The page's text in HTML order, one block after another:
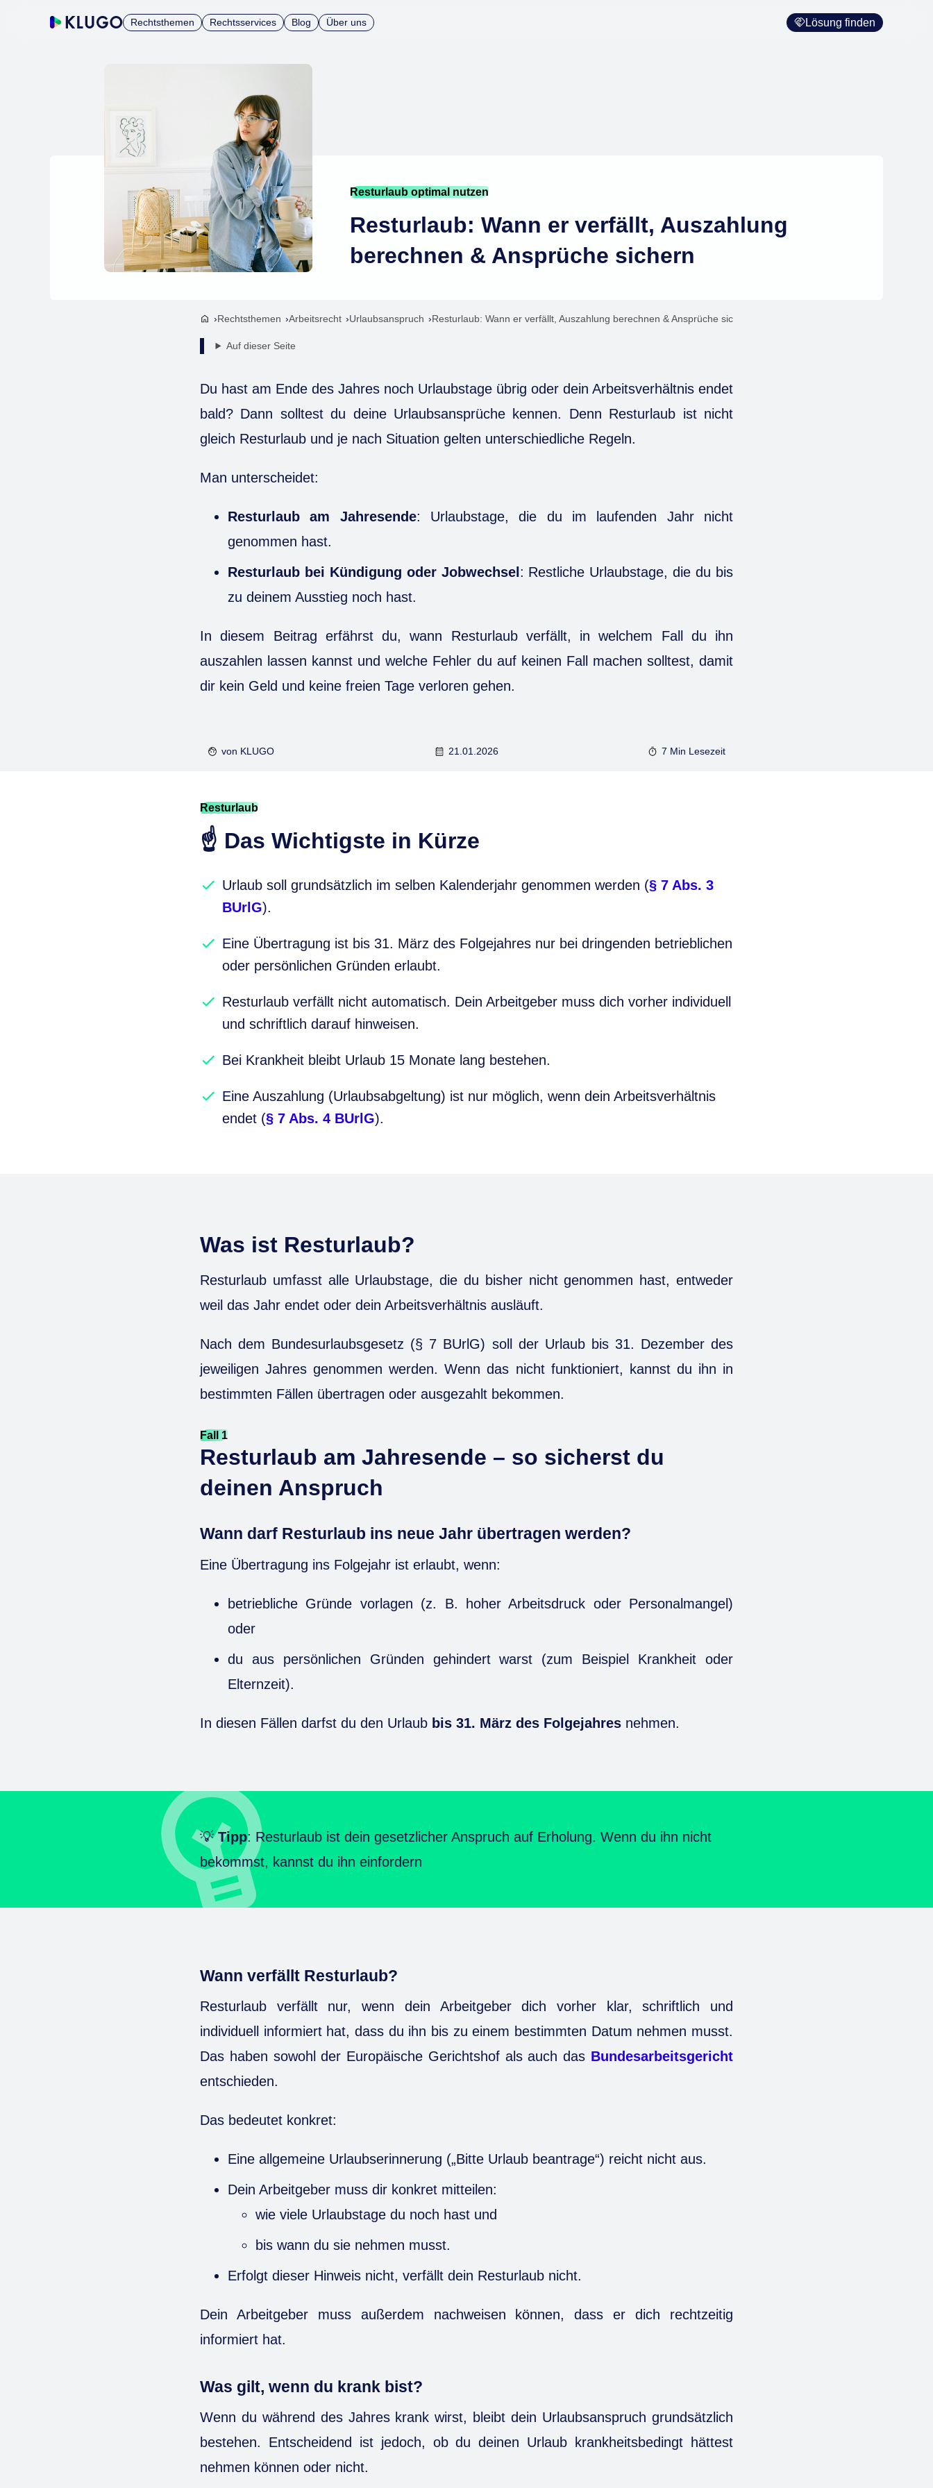
Rechtsthemen Rechtsservices Blog Über uns Lösung finden
Resturlaub optimal nutzen
Resturlaub: Wann er verfällt, Auszahlung
berechnen & Ansprüche sichern
Rechtsthemen Arbeitsrecht Urlaubsanspruch Resturlaub: Wann er verfällt, Auszahlung berechnen & Ansprüche sichern
Auf dieser Seite
Du hast am Ende des Jahres noch Urlaubstage übrig oder dein Arbeitsverhältnis endet
bald? Dann solltest du deine Urlaubsansprüche kennen. Denn Resturlaub ist nicht
gleich Resturlaub und je nach Situation gelten unterschiedliche Regeln.
Man unterscheidet:
Resturlaub am Jahresende: Urlaubstage, die du im laufenden Jahr nicht
genommen hast.
Resturlaub bei Kündigung oder Jobwechsel : Restliche Urlaubstage, die du bis
zu deinem Ausstieg noch hast.
In diesem Beitrag erfährst du, wann Resturlaub verfällt, in welchem Fall du ihn
auszahlen lassen kannst und welche Fehler du auf keinen Fall machen solltest, damit
dir kein Geld und keine freien Tage verloren gehen.
von KLUGO 21.01.2026 7 Min Lesezeit
Resturlaub
☝️ Das Wichtigste in Kürze
Urlaub soll grundsätzlich im selben Kalenderjahr genommen werden (§ 7 Abs. 3
BUrlG).
Eine Übertragung ist bis 31. März des Folgejahres nur bei dringenden betrieblichen
oder persönlichen Gründen erlaubt.
Resturlaub verfällt nicht automatisch. Dein Arbeitgeber muss dich vorher individuell
und schriftlich darauf hinweisen.
Bei Krankheit bleibt Urlaub 15 Monate lang bestehen.
Eine Auszahlung (Urlaubsabgeltung) ist nur möglich, wenn dein Arbeitsverhältnis
endet (§ 7 Abs. 4 BUrlG).
Was ist Resturlaub?
Resturlaub umfasst alle Urlaubstage, die du bisher nicht genommen hast, entweder
weil das Jahr endet oder dein Arbeitsverhältnis ausläuft.
Nach dem Bundesurlaubsgesetz (§ 7 BUrlG) soll der Urlaub bis 31. Dezember des
jeweiligen Jahres genommen werden. Wenn das nicht funktioniert, kannst du ihn in
bestimmten Fällen übertragen oder ausgezahlt bekommen.
Fall 1
Resturlaub am Jahresende – so sicherst du
deinen Anspruch
Wann darf Resturlaub ins neue Jahr übertragen werden?
Eine Übertragung ins Folgejahr ist erlaubt, wenn:
betriebliche Gründe vorlagen (z. B. hoher Arbeitsdruck oder Personalmangel)
oder
du aus persönlichen Gründen gehindert warst (zum Beispiel Krankheit oder
Elternzeit).
In diesen Fällen darfst du den Urlaub bis 31. März des Folgejahres nehmen.
💡Tipp: Resturlaub ist dein gesetzlicher Anspruch auf Erholung. Wenn du ihn nicht
bekommst, kannst du ihn einfordern
Wann verfällt Resturlaub?
Resturlaub verfällt nur, wenn dein Arbeitgeber dich vorher klar, schriftlich und
individuell informiert hat, dass du ihn bis zu einem bestimmten Datum nehmen musst.
Das haben sowohl der Europäische Gerichtshof als auch das Bundesarbeitsgericht
entschieden.
Das bedeutet konkret:
Eine allgemeine Urlaubserinnerung („Bitte Urlaub beantrage“) reicht nicht aus.
Dein Arbeitgeber muss dir konkret mitteilen:
wie viele Urlaubstage du noch hast und
bis wann du sie nehmen musst.
Erfolgt dieser Hinweis nicht, verfällt dein Resturlaub nicht.
Dein Arbeitgeber muss außerdem nachweisen können, dass er dich rechtzeitig
informiert hat.
Was gilt, wenn du krank bist?
Wenn du während des Jahres krank wirst, bleibt dein Urlaubsanspruch grundsätzlich
bestehen. Entscheidend ist jedoch, ob du deinen Urlaub krankheitsbedingt hättest
nehmen können oder nicht.